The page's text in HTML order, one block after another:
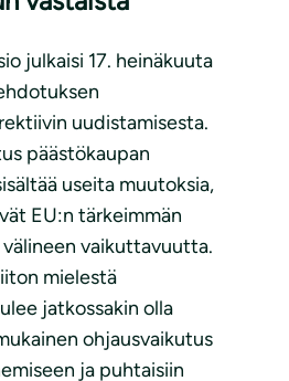
julkaisi 17. heinäkuuta
uudistamisesta.
päästökaupan
useita muutoksia,
EU:n tärkeimmän
vaikuttavuutta.
mielestä
jatkossakin olla
ohjausvaikutus
ja puhtaisiin